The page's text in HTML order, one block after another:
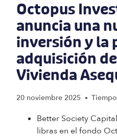
Octopus
anuncia una
inversión y la
adquisición
Vivienda
20 noviembre 2025 •
Better Society
libras en el fondo